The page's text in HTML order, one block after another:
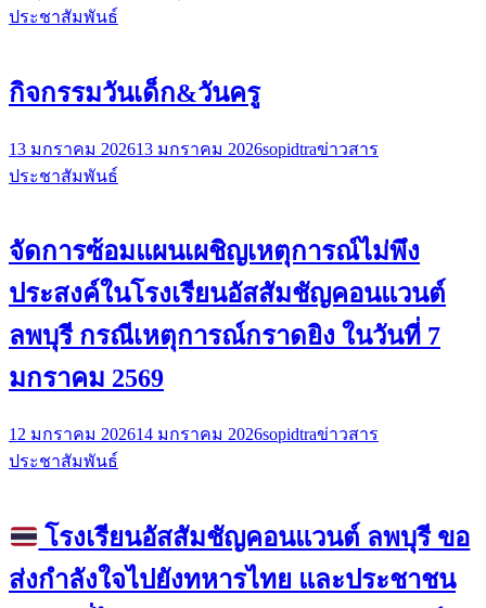
ประชาสัมพันธ์
กิจกรรมวันเด็ก&วันครู
13 มกราคม 202613 มกราคม 2026sopidtraข่าวสาร
ประชาสัมพันธ์
จัดการซ้อมแผนเผชิญเหตุการณ์ไม่พึง
ประสงค์ในโรงเรียนอัสสัมชัญคอนแวนต์
ลพบุรี กรณีเหตุการณ์กราดยิง ในวันที่ 7
มกราคม 2569
12 มกราคม 202614 มกราคม 2026sopidtraข่าวสาร
ประชาสัมพันธ์
โรงเรียนอัสสัมชัญคอนแวนต์ ลพบุรี ขอ
ส่งกำลังใจไปยังทหารไทย และประชาชน